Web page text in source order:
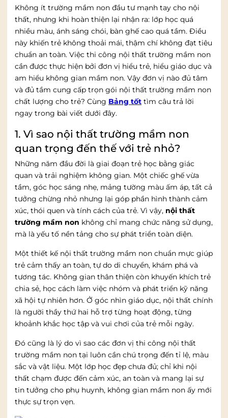
Không ít trường mầm non đầu tư mạnh tay cho nội
thất, nhưng khi hoàn thiện lại nhận ra: lớp học quá
nhiều màu, ánh sáng chói, bàn ghế cao quá tầm. Điều
này khiến trẻ không thoải mái, thậm chí không đạt tiêu
chuẩn an toàn. Việc thi công nội thất trường mầm non
cần được thực hiện bởi đơn vị hiểu trẻ, hiểu giáo dục và
am hiểu không gian mầm non. Vậy đơn vị nào đủ tâm
và đủ tầm cung cấp trọn gói nội thất trường mầm non
chất lượng cho trẻ? Cùng Bảng tốt tìm câu trả lời
ngay trong bài viết dưới đây.
1. Vì sao nội thất trường mầm non
quan trọng đến thế với trẻ nhỏ?
Những năm đầu đời là giai đoạn trẻ học bằng giác
quan và trải nghiệm không gian. Một chiếc ghế vừa
tầm, góc học sáng nhẹ, mảng tường màu ấm áp, tất cả
tưởng chừng nhỏ nhưng lại góp phần hình thành cảm
xúc, thói quen và tính cách của trẻ. Vì vậy, nội thất
trường mầm non không chỉ mang chức năng sử dụng,
mà là yếu tố nền tảng cho sự phát triển toàn diện.
Một thiết kế nội thất trường mầm non chuẩn mực giúp
trẻ cảm thấy an toàn, tự do di chuyển, khám phá và
tương tác. Không gian thân thiện còn khuyến khích trẻ
chia sẻ, học cách làm việc nhóm và phát triển kỹ năng
xã hội tự nhiên hơn. Ở góc nhìn giáo dục, nội thất chính
là người thầy thứ hai hỗ trợ từng hoạt động, từng
khoảnh khắc học tập và vui chơi của trẻ mỗi ngày.
Đó cũng là lý do vì sao các đơn vị thi công nội thất
trường mầm non tại luôn cần chú trọng đến tỉ lệ, màu
sắc và vật liệu. Một lớp học đẹp chưa đủ; chỉ khi nội
thất chạm được đến cảm xúc, an toàn và mang lại sự
tin tưởng cho phụ huynh, không gian mầm non ấy mới
thực sự trọn vẹn.